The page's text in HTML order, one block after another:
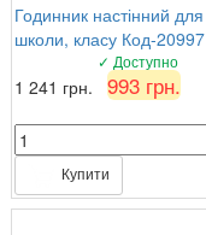
Годинник настінний для
школи, класу Код-20997
✓ Доступно
1 241 грн. 993 грн.
Купити